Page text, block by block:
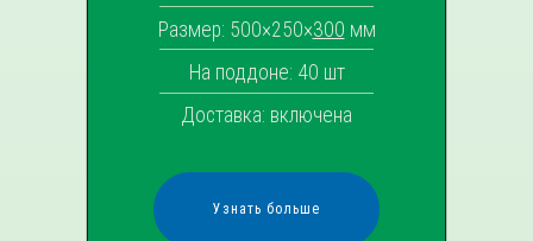
Размер: 500×250×300 мм
На поддоне: 40 шт
Доставка: включена
Узнать больше